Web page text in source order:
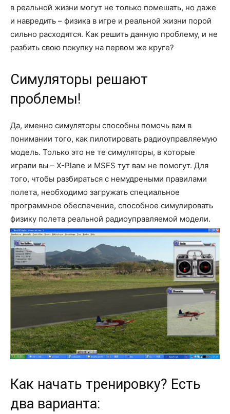
в реальной жизни могут не только помешать, но даже
и навредить – физика в игре и реальной жизни порой
сильно расходятся. Как решить данную проблему, и не
разбить свою покупку на первом же круге?
Симуляторы решают
проблемы!
Да, именно симуляторы способны помочь вам в
понимании того, как пилотировать радиоуправляемую
модель. Только это не те симуляторы, в которые
играли вы – X-Plane и MSFS тут вам не помогут. Для
того, чтобы разбираться с немудреными правилами
полета, необходимо загружать специальное
программное обеспечение, способное симулировать
физику полета реальной радиоуправляемой модели.
Как начать тренировку? Есть
два варианта: